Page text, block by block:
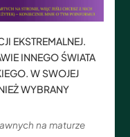
EKSTREMALNEJ.
INNEGO ŚWIATA
W SWOJEJ
WYBRANY
na maturze